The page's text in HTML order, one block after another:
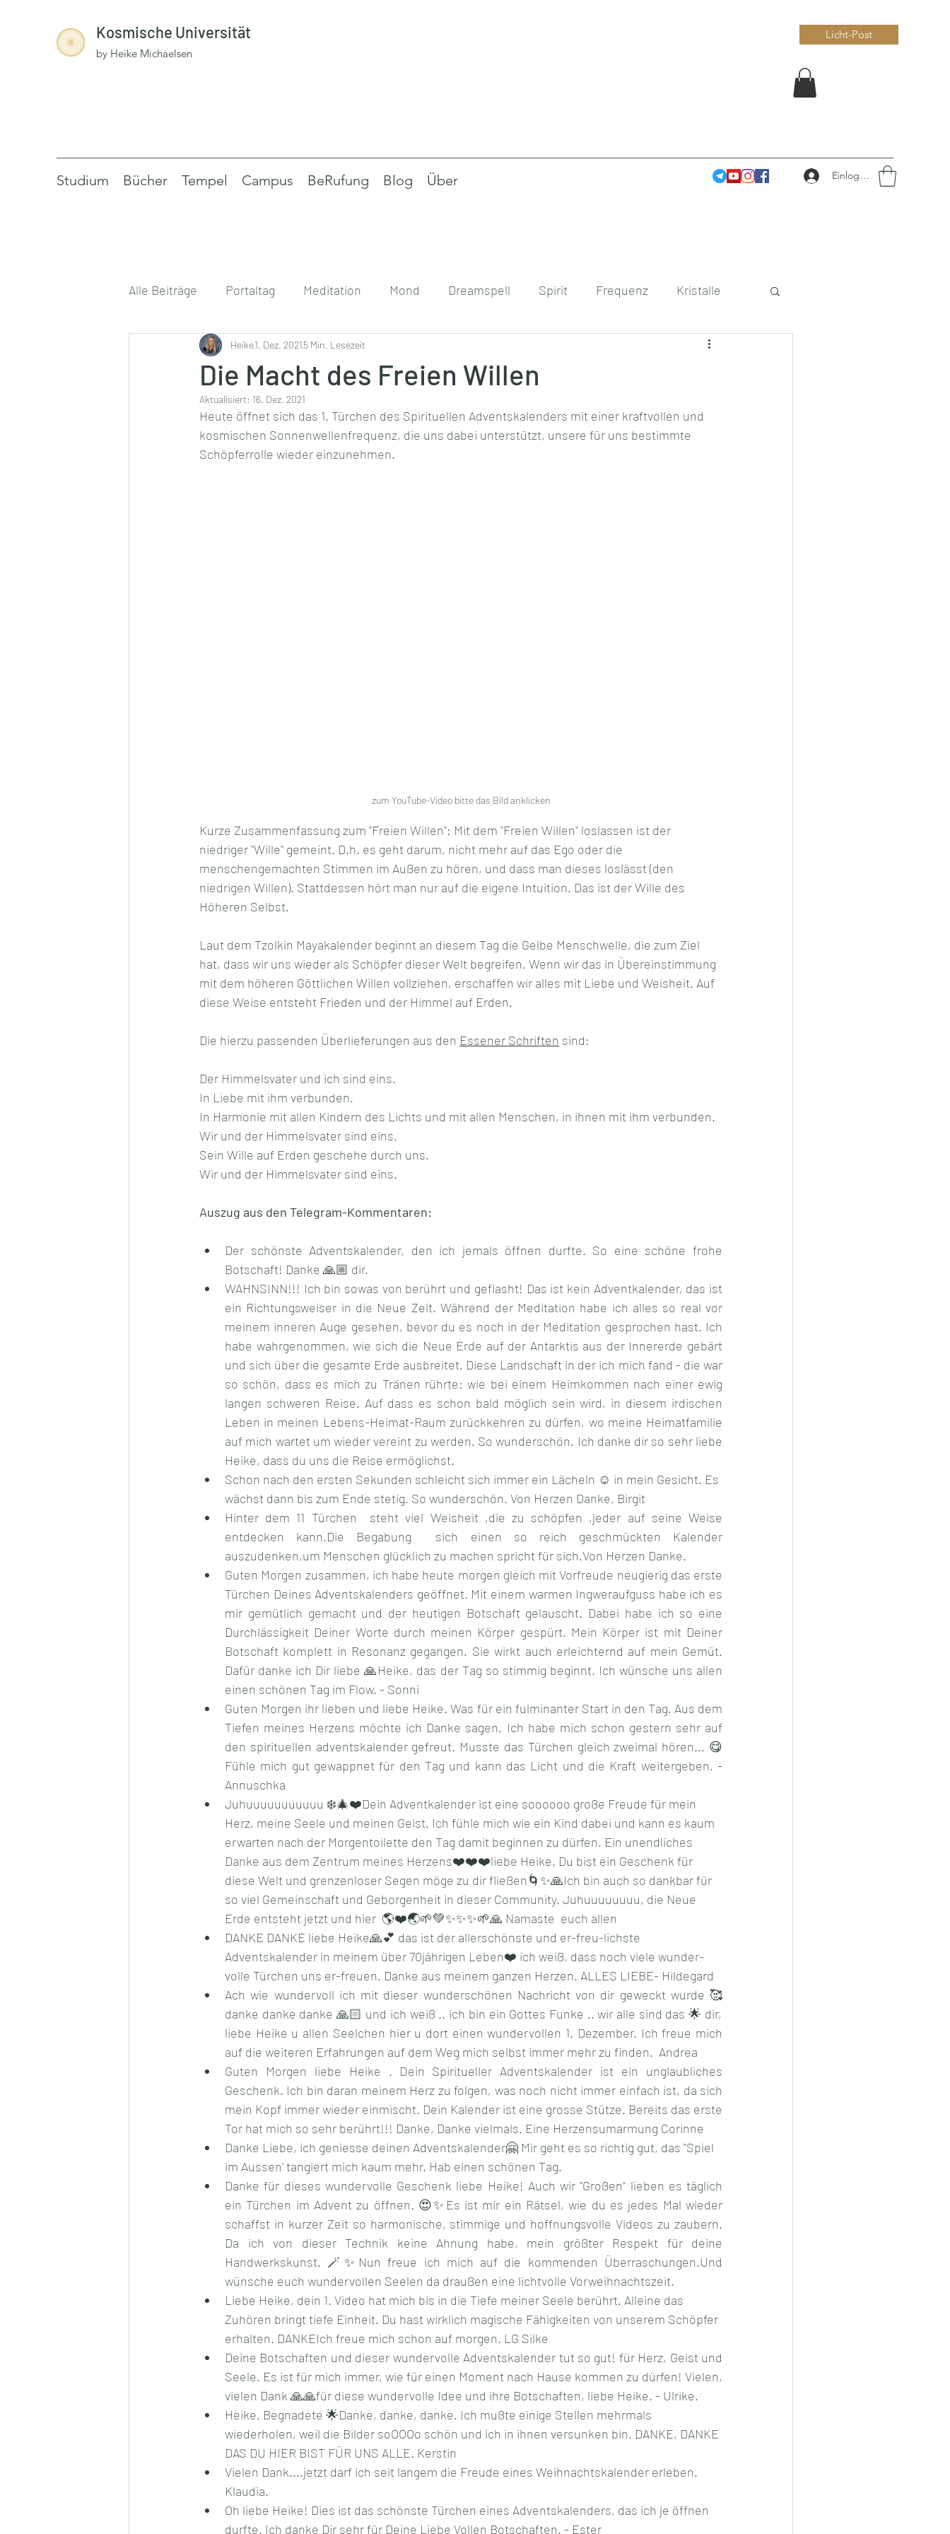
Kosmische Universität
by Heike Michaelsen
Licht-Post
Studium Bücher Tempel Campus BeRufung Blog Über Einloggen
Alle Beiträge Portaltag Meditation Mond Dreamspell Spirit Frequenz Kristalle
Ernährung
Die Macht des Freien Willen
Heike1. Dez. 20215 Min. Lesezeit
Aktualisiert: 16. Dez. 2021
Heute öffnet sich das 1. Türchen des Spirituellen Adventskalenders mit einer kraftvollen und
kosmischen Sonnenwellenfrequenz, die uns dabei unterstützt, unsere für uns bestimmte
Schöpferrolle wieder einzunehmen.
zum YouTube-Video bitte das Bild anklicken
Kurze Zusammenfassung zum "Freien Willen": Mit dem "Freien Willen" loslassen ist der
niedriger "Wille" gemeint. D.h. es geht darum, nicht mehr auf das Ego oder die
menschengemachten Stimmen im Außen zu hören, und dass man dieses loslässt (den
niedrigen Willen). Stattdessen hört man nur auf die eigene Intuition. Das ist der Wille des
Höheren Selbst.
Laut dem Tzolkin Mayakalender beginnt an diesem Tag die Gelbe Menschwelle, die zum Ziel
hat, dass wir uns wieder als Schöpfer dieser Welt begreifen. Wenn wir das in Übereinstimmung
mit dem höheren Göttlichen Willen vollziehen, erschaffen wir alles mit Liebe und Weisheit. Auf
diese Weise entsteht Frieden und der Himmel auf Erden.
Die hierzu passenden Überlieferungen aus den Essener Schriften sind:
Der Himmelsvater und ich sind eins.
In Liebe mit ihm verbunden.
In Harmonie mit allen Kindern des Lichts und mit allen Menschen, in ihnen mit ihm verbunden.
Wir und der Himmelsvater sind eins.
Sein Wille auf Erden geschehe durch uns.
Wir und der Himmelsvater sind eins.
Auszug aus den Telegram-Kommentaren:
Der schönste Adventskalender, den ich jemals öffnen durfte. So eine schöne frohe
Botschaft! Danke 🙏🏼 dir.
WAHNSINN!!! Ich bin sowas von berührt und geflasht! Das ist kein Adventkalender, das ist
ein Richtungsweiser in die Neue Zeit. Während der Meditation habe ich alles so real vor
meinem inneren Auge gesehen, bevor du es noch in der Meditation gesprochen hast. Ich
habe wahrgenommen, wie sich die Neue Erde auf der Antarktis aus der Innererde gebärt
und sich über die gesamte Erde ausbreitet. Diese Landschaft in der ich mich fand - die war
so schön, dass es mich zu Tränen rührte: wie bei einem Heimkommen nach einer ewig
langen schweren Reise. Auf dass es schon bald möglich sein wird, in diesem irdischen
Leben in meinen Lebens-Heimat-Raum zurückkehren zu dürfen, wo meine Heimatfamilie
auf mich wartet um wieder vereint zu werden. So wunderschön. Ich danke dir so sehr liebe
Heike, dass du uns die Reise ermöglichst.
Schon nach den ersten Sekunden schleicht sich immer ein Lächeln ☺️ in mein Gesicht. Es
wächst dann bis zum Ende stetig. So wunderschön. Von Herzen Danke, Birgit
Hinter dem 11 Türchen  steht viel Weisheit ,die zu schöpfen ,jeder auf seine Weise
entdecken kann.Die Begabung  sich einen so reich geschmückten Kalender
auszudenken,um Menschen glücklich zu machen spricht für sich.Von Herzen Danke.
Guten Morgen zusammen, ich habe heute morgen gleich mit Vorfreude neugierig das erste
Türchen Deines Adventskalenders geöffnet. Mit einem warmen Ingweraufguss habe ich es
mir gemütlich gemacht und der heutigen Botschaft gelauscht. Dabei habe ich so eine
Durchlässigkeit Deiner Worte durch meinen Körper gespürt. Mein Körper ist mit Deiner
Botschaft komplett in Resonanz gegangen. Sie wirkt auch erleichternd auf mein Gemüt.
Dafür danke ich Dir liebe 🙏Heike, das der Tag so stimmig beginnt. Ich wünsche uns allen
einen schönen Tag im Flow. - Sonni
Guten Morgen ihr lieben und liebe Heike. Was für ein fulminanter Start in den Tag. Aus dem
Tiefen meines Herzens möchte ich Danke sagen. Ich habe mich schon gestern sehr auf
den spirituellen adventskalender gefreut. Musste das Türchen gleich zweimal hören... 😋
Fühle mich gut gewappnet für den Tag und kann das Licht und die Kraft weitergeben. -
Annuschka
Juhuuuuuuuuuuu ❄️🎄❤️Dein Adventkalender ist eine soooooo große Freude für mein
Herz, meine Seele und meinen Geist. Ich fühle mich wie ein Kind dabei und kann es kaum
erwarten nach der Morgentoilette den Tag damit beginnen zu dürfen. Ein unendliches
Danke aus dem Zentrum meines Herzens❤️❤️❤️liebe Heike. Du bist ein Geschenk für
diese Welt und grenzenloser Segen möge zu dir fließen🌀✨🙏Ich bin auch so dankbar für
so viel Gemeinschaft und Geborgenheit in dieser Community. Juhuuuuuuuu, die Neue
Erde entsteht jetzt und hier  🌎❤️🌏🌱💚✨✨✨🌱🙏 Namaste  euch allen
DANKE DANKE liebe Heike🙏💕 das ist der allerschönste und er-freu-lichste
Adventskalender in meinem über 70jährigen Leben❤️ ich weiß, dass noch viele wunder-
volle Türchen uns er-freuen. Danke aus meinem ganzen Herzen. ALLES LIEBE- Hildegard
Ach wie wundervoll ich mit dieser wunderschönen Nachricht von dir geweckt wurde 🥰
danke danke danke 🙏🏻 und ich weiß .. ich bin ein Gottes Funke .. wir alle sind das 🌟 dir,
liebe Heike u allen Seelchen hier u dort einen wundervollen 1. Dezember. Ich freue mich
auf die weiteren Erfahrungen auf dem Weg mich selbst immer mehr zu finden.  Andrea
Guten Morgen liebe Heike . Dein Spiritueller Adventskalender ist ein unglaubliches
Geschenk. Ich bin daran meinem Herz zu folgen, was noch nicht immer einfach ist, da sich
mein Kopf immer wieder einmischt. Dein Kalender ist eine grosse Stütze. Bereits das erste
Tor hat mich so sehr berührt!!! Danke, Danke vielmals. Eine Herzensumarmung Corinne
Danke Liebe, ich geniesse deinen Adventskalender🤗 Mir geht es so richtig gut, das "Spiel
im Aussen' tangiert mich kaum mehr. Hab einen schönen Tag.
Danke für dieses wundervolle Geschenk liebe Heike! Auch wir "Großen" lieben es täglich
ein Türchen im Advent zu öffnen. 😍✨Es ist mir ein Rätsel, wie du es jedes Mal wieder
schaffst in kurzer Zeit so harmonische, stimmige und hoffnungsvolle Videos zu zaubern.
Da ich von dieser Technik keine Ahnung habe, mein größter Respekt für deine
Handwerkskunst. 🪄✨Nun freue ich mich auf die kommenden Überraschungen.Und
wünsche euch wundervollen Seelen da draußen eine lichtvolle Vorweihnachtszeit.
Liebe Heike, dein 1. Video hat mich bis in die Tiefe meiner Seele berührt. Alleine das
Zuhören bringt tiefe Einheit. Du hast wirklich magische Fähigkeiten von unserem Schöpfer
erhalten. DANKEIch freue mich schon auf morgen. LG Silke
Deine Botschaften und dieser wundervolle Adventskalender tut so gut! für Herz, Geist und
Seele. Es ist für mich immer, wie für einen Moment nach Hause kommen zu dürfen! Vielen,
vielen Dank 🙏🙏für diese wundervolle Idee und ihre Botschaften, liebe Heike. - Ulrike.
Heike. Begnadete 🌟Danke, danke, danke. Ich mußte einige Stellen mehrmals
wiederholen, weil die Bilder soOOOo schön und ich in ihnen versunken bin. DANKE, DANKE
DAS DU HIER BIST FÜR UNS ALLE. Kerstin
Vielen Dank....jetzt darf ich seit langem die Freude eines Weihnachtskalender erleben.
Klaudia.
Oh liebe Heike! Dies ist das schönste Türchen eines Adventskalenders, das ich je öffnen
durfte. Ich danke Dir sehr für Deine Liebe Vollen Botschaften. - Ester